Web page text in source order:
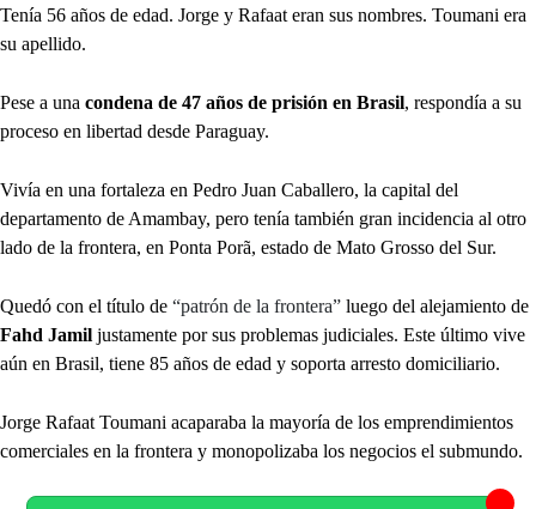
Tenía 56 años de edad. Jorge y Rafaat eran sus nombres. Toumani era
su apellido.
Pese a una condena de 47 años de prisión en Brasil, respondía a su
proceso en libertad desde Paraguay.
Vivía en una fortaleza en Pedro Juan Caballero, la capital del
departamento de Amambay, pero tenía también gran incidencia al otro
lado de la frontera, en Ponta Porã, estado de Mato Grosso del Sur.
Quedó con el título de “patrón de la frontera” luego del alejamiento de
Fahd Jamil justamente por sus problemas judiciales. Este último vive
aún en Brasil, tiene 85 años de edad y soporta arresto domiciliario.
Jorge Rafaat Toumani acaparaba la mayoría de los emprendimientos
comerciales en la frontera y monopolizaba los negocios el submundo.